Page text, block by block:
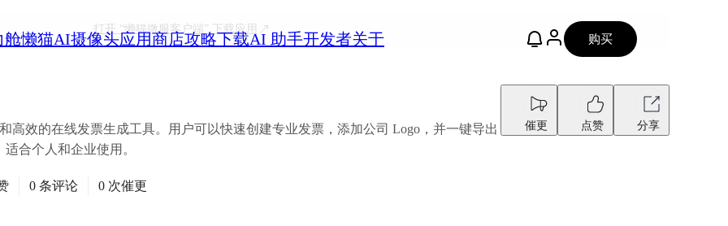
舱懒猫AI摄像头应用商店攻略下载AI 助手开发者关于 购买
打开 “懒猫微服客户端”下载应用
高效的在线发票生成工具。用户可以快速创建专业发票，添加公司 Logo，并一键导出
合个人和企业使用。
催更 点赞 分享
0 条评论 0 次催更